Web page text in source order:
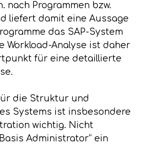
nach Programmen bzw.
liefert damit eine Aussage
das SAP-System
Workload-Analyse ist daher
für eine detaillierte
die Struktur und
Systems ist insbesondere
wichtig. Nicht
Administrator“ ein